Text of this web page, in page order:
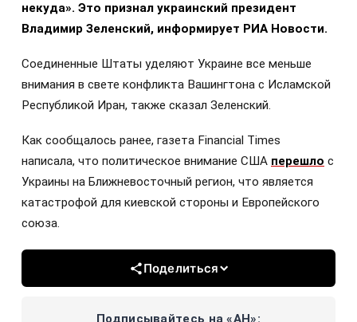
некуда». Это признал украинский президент
Владимир Зеленский, информирует РИА Новости.
Соединенные Штаты уделяют Украине все меньше
внимания в свете конфликта Вашингтона с Исламской
Республикой Иран, также сказал Зеленский.
Как сообщалось ранее, газета Financial Times
написала, что политическое внимание США перешло с
Украины на Ближневосточный регион, что является
катастрофой для киевской стороны и Европейского
союза.
Поделиться